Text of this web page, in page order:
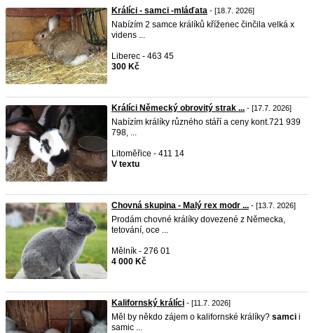
Králíci - samci -mláďata - [18.7. 2026]
Nabízím 2 samce králíků kříženec činčila velká x
videns ...
Liberec - 463 45
300 Kč
Králíci Německý obrovitý strak ... - [17.7. 2026]
Nabízím králíky různého stáří a ceny kont.721 939
798, ...
Litoměřice - 411 14
V textu
Chovná skupina - Malý rex modr ... - [13.7. 2026]
Prodám chovné králíky dovezené z Německa,
tetování, oce ...
Mělník - 276 01
4 000 Kč
Kalifornský králíci - [11.7. 2026]
Měl by někdo zájem o kalifornské králíky? samci i
samic ...